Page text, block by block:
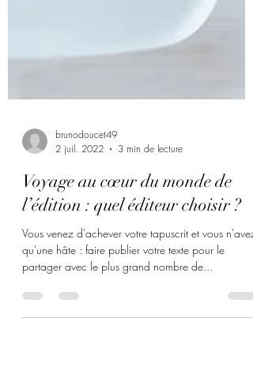
brunodoucet49
2 juil. 2022
3 min de lecture
Voyage au cœur du monde de
l’édition : quel éditeur choisir ?
qu'une hâte : faire publier votre texte pour le
partager avec le plus grand nombre de...